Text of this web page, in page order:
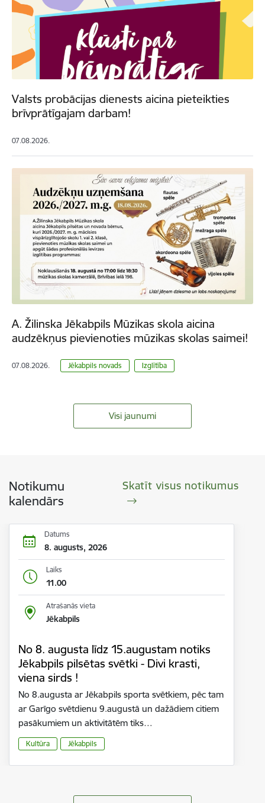
Valsts probācijas dienests aicina pieteikties
brīvprātīgajam darbam!
07.08.2026.
A. Žilinska Jēkabpils Mūzikas skola aicina
audzēkņus pievienoties mūzikas skolas saimei!
07.08.2026. Jēkabpils novads Izglītība
Visi jaunumi
Notikumu
kalendārs
Skatīt visus notikumus
Datums
8. augusts, 2026
Laiks
11.00
Atrašanās vieta
Jēkabpils
No 8. augusta līdz 15.augustam notiks
Jēkabpils pilsētas svētki - Divi krasti,
viena sirds !
No 8.augusta ar Jēkabpils sporta svētkiem, pēc tam
ar Garīgo svētdienu 9.augustā un dažādiem citiem
pasākumiem un aktivitātēm tiks…
Kultūra Jēkabpils